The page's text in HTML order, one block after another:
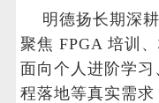
明德扬长期深
聚焦 FPGA 培训
面向个人进阶学
程落地等真实需